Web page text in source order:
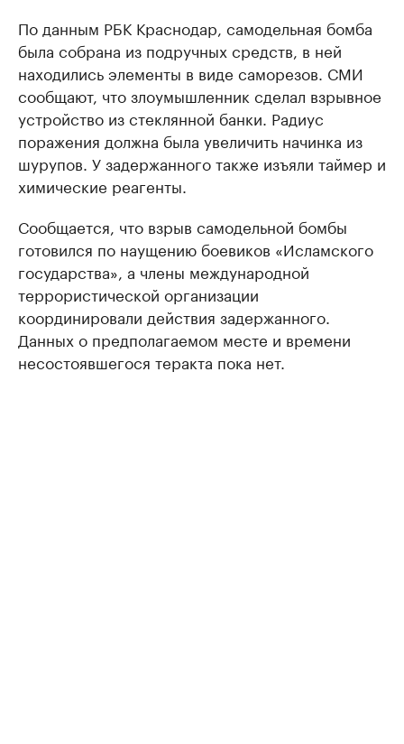
По данным РБК Краснодар, самодельная бомба
была собрана из подручных средств, в ней
находились элементы в виде саморезов. СМИ
сообщают, что злоумышленник сделал взрывное
устройство из стеклянной банки. Радиус
поражения должна была увеличить начинка из
шурупов. У задержанного также изъяли таймер и
химические реагенты.
Сообщается, что взрыв самодельной бомбы
готовился по наущению боевиков «Исламского
государства», а члены международной
террористической организации
координировали действия задержанного.
Данных о предполагаемом месте и времени
несостоявшегося теракта пока нет.